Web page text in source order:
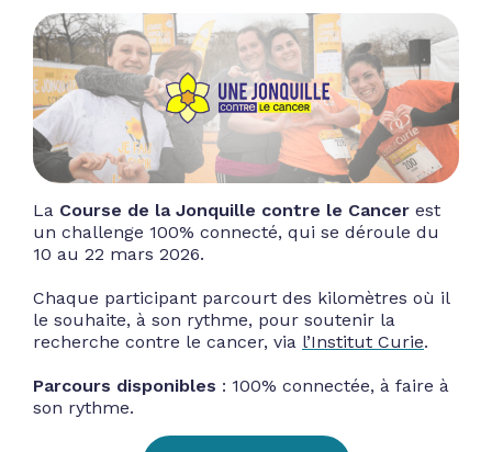
La Course de la Jonquille contre le Cancer est
un challenge 100% connecté, qui se déroule du
10 au 22 mars 2026.
Chaque participant parcourt des kilomètres où il
le souhaite, à son rythme, pour soutenir la
recherche contre le cancer, via l’Institut Curie.
Parcours disponibles : 100% connectée, à faire à
son rythme.